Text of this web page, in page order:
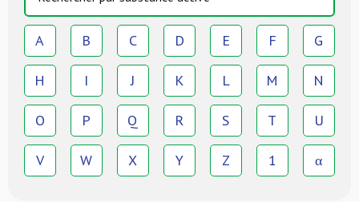
A B C D E F G
H I J K L M N
O P Q R S T U
V W X Y Z 1 α